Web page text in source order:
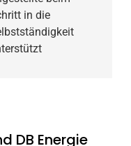
in die
DB Energie